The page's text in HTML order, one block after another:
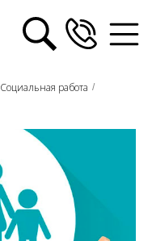
Социальная работа /